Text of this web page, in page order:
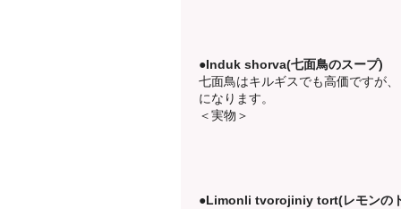
●Induk shorva(七面鳥のスープ)
七面鳥はキルギスでも高価ですが
になります。
＜実物＞
●Limonli tvorojiniy tort(レモンの